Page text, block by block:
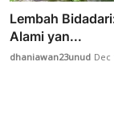
Lembah
Alami yan...
dhaniawan23unud Dec